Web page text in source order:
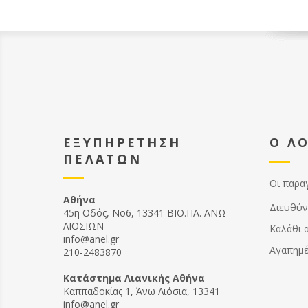
είναι
ύψος
ΕΞΥΠΗΡΕΤΗΣΗ
ΠΕΛΑΤΩΝ
Αθήνα
45η Οδός, Νο6, 13341 ΒΙΟ.ΠΑ. ΑΝΩ
ΛΙΟΣΙΩΝ
info@anel.gr
210-2483870
Kατάστημα Λιανικής Αθήνα
Καππαδοκίας 1, Άνω Λιόσια, 13341
info@anel.gr
Ο
Οι
Καλάθι